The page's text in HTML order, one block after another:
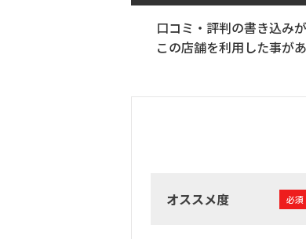
口コミ・評判の書き込みが
この店舗を利用した事があ
オススメ度 必須